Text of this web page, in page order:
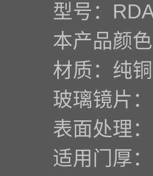
型号：
本产品颜
材质：纯铜
玻璃镜片
表面处理
适用门厚